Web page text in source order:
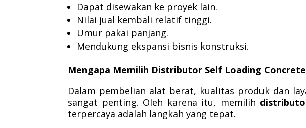
Dapat disewakan ke proyek lain.
Nilai jual kembali relatif tinggi.
Umur pakai panjang.
Mendukung ekspansi bisnis konstruksi.
Mengapa Memilih Distributor Self Loading
Dalam pembelian alat berat, kualitas produk dan
sangat penting. Oleh karena itu, memilih
terpercaya adalah langkah yang tepat.